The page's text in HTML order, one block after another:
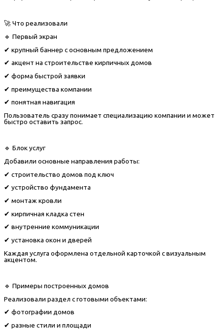
🚀 Что реализовали
🔹 Первый экран
✔ крупный баннер с основным предложением
✔ акцент на строительстве кирпичных домов
✔ форма быстрой заявки
✔ преимущества компании
✔ понятная навигация
Пользователь сразу понимает специализацию компании и может
быстро оставить запрос.
🔹 Блок услуг
Добавили основные направления работы:
✔ строительство домов под ключ
✔ устройство фундамента
✔ монтаж кровли
✔ кирпичная кладка стен
✔ внутренние коммуникации
✔ установка окон и дверей
Каждая услуга оформлена отдельной карточкой с визуальным
акцентом.
🔹 Примеры построенных домов
Реализовали раздел с готовыми объектами:
✔ фотографии домов
✔ разные стили и площади